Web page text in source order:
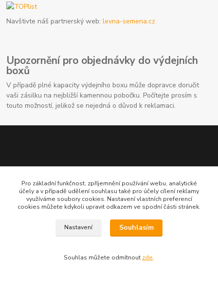
Navštivte náš partnerský web:levna-semena.cz
Upozornění pro objednávky do výdejních
boxů
V případě plné kapacity výdejního boxu může dopravce doručit
vaši zásilku na nejbližší kamennou pobočku. Počítejte prosím s
touto možností, jelikož se nejedná o důvod k reklamaci.
Kontaktní údaje
Pro základní funkčnost, zpříjemnění používání webu, analytické
účely a v případě udělení souhlasu také pro účely cílení reklamy
využíváme soubory cookies. Nastavení vlastních preferencí
cookies můžete kdykoli upravit odkazem ve spodní části stránek.
Nastavení Souhlasím
Souhlas můžete odmítnout zde.